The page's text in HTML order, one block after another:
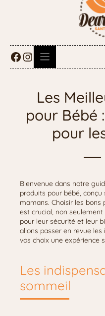
Les
pour Bébé
pour
Bienvenue dans notre
produits pour bébé,
mamans. Choisir les
est crucial, non
pour leur sécurité et leur
allons passer en revue
vos choix une expérience
Les
sommeil